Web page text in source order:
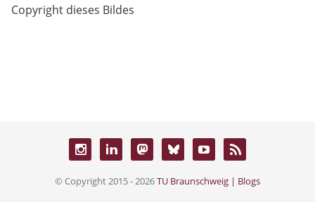
Copyright dieses Bildes
© Copyright 2015 - 2026TU Braunschweig | Blogs